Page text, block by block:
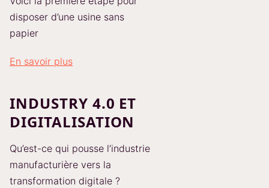
disposer d’une usine sans
papier
En savoir plus
INDUSTRY 4.0 ET
DIGITALISATION
Qu’est-ce qui pousse l’industrie
manufacturière vers la
transformation digitale ?